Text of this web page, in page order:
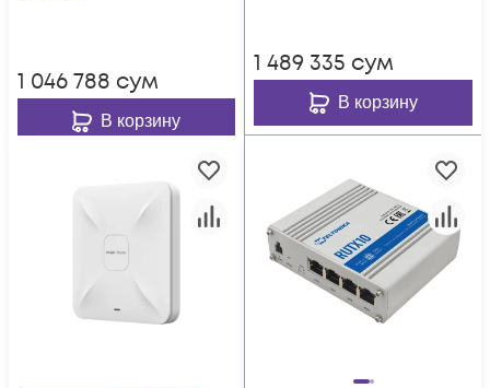
1 046 788 сум
В корзину
1 489 335 сум
В корзину